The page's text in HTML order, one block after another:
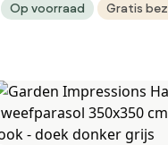
Camello Luna
Op voorraad
Gratis